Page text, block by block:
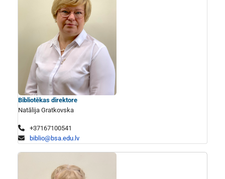
Bibliotēkas direktore
Natālija Gratkovska
+37167100541
biblio@bsa.edu.lv